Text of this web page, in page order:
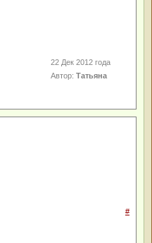
22 Дек 2012 года
Автор:Татьяна
#